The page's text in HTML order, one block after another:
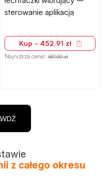
z całego okresu
sterowanie aplikacją
Kup - 452,91 zł
Najniższa cena:487,00 zł